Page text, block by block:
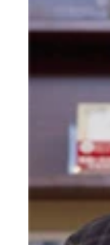
対談本『
対談本『